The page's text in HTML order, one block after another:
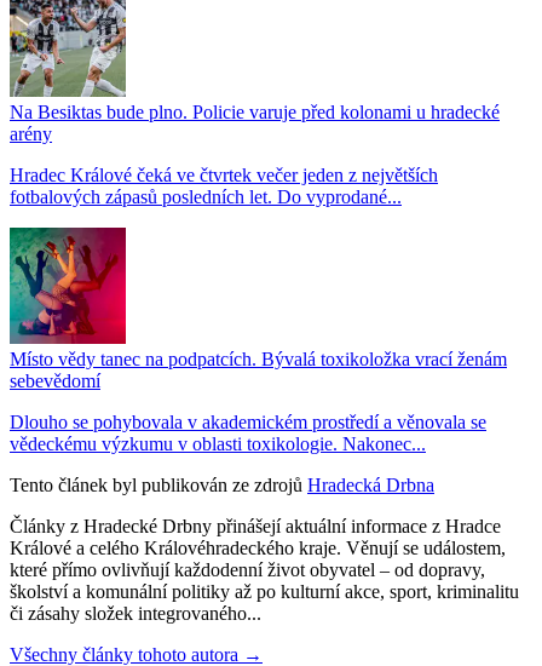
Na Besiktas bude plno. Policie varuje před kolonami u hradecké
arény
Hradec Králové čeká ve čtvrtek večer jeden z největších
fotbalových zápasů posledních let. Do vyprodané...
Místo vědy tanec na podpatcích. Bývalá toxikoložka vrací ženám
sebevědomí
Dlouho se pohybovala v akademickém prostředí a věnovala se
vědeckému výzkumu v oblasti toxikologie. Nakonec...
Tento článek byl publikován ze zdrojů Hradecká Drbna
Články z Hradecké Drbny přinášejí aktuální informace z Hradce
Králové a celého Královéhradeckého kraje. Věnují se událostem,
které přímo ovlivňují každodenní život obyvatel – od dopravy,
školství a komunální politiky až po kulturní akce, sport, kriminalitu
či zásahy složek integrovaného...
Všechny články tohoto autora →